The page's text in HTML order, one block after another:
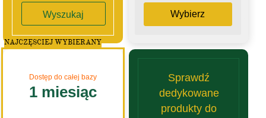
Wyszukaj Wybierz
Dostęp do całej bazy
1 miesiąc
NAJCZĘSCIEJ WYBIERANY
Sprawdź
dedykowane
produkty do